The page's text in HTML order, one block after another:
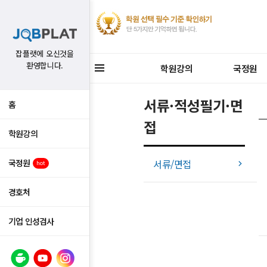
잡플랫에 오신것을
환영합니다.
홈
학원강의
국정원 hot
경호처
기업 인성검사
학원강의 국정원
서류·적성필기·면
접
서류/면접